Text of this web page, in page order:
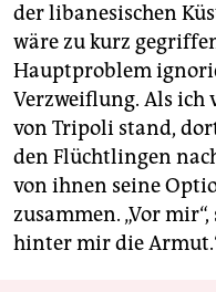
der libanesischen
wäre zu kurz
Hauptproblem
Verzweiflung. Als ich
von Tripoli stand,
den Flüchtlingen
von ihnen seine
zusammen. „Vor
hinter mir die